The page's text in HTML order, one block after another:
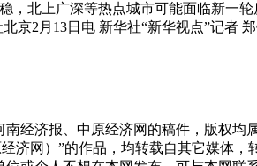
北上广深等热点城市可能面临新一轮
京2月13日电 新华社“新华视点”记者
经济报、中原经济网的稿件，版权均
济网）”的作品，均转载自其它媒体